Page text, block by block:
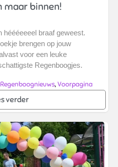
maar binnen!
braaf geweest.
brengen op jouw
voor een leuke
Regenboogjes.
Regenboognieuws,Voorpagina
verder